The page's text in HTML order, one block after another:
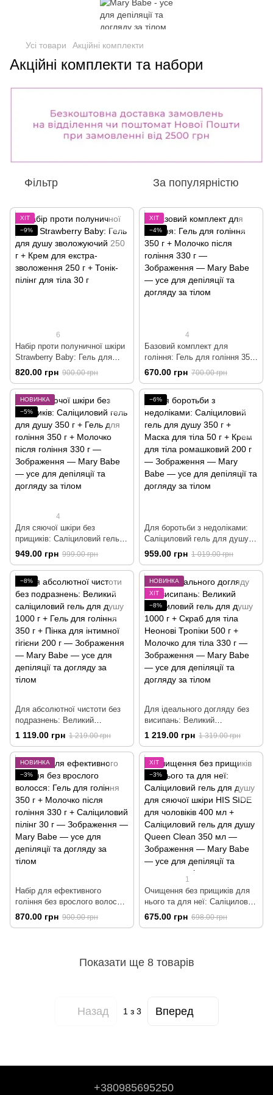
Усі товари Акційні комплекти
Акційні комплекти та набори
Фільтр За популярністю
ХІТ
−9%
6
Набір проти полуничної шкіри
Strawberry Baby: Гель для
душу зволожуючий 250 г +
Крем для екстра-зволоження
250 г + Тонік-пілінг для тіла 30
820.00 грн 900.00 грн
ХІТ
−4%
4
Базовий комплект для
гоління: Гель для гоління 350
г + Молочко після гоління 330
670.00 грн 700.00 грн
НОВИНКА
−5%
4
Для сяючої шкіри без
прищиків: Саліциловий гель
для душу 350 г + Гель для
гоління 350 г + Молочко після
гоління 330 г
949.00 грн 999.00 грн
−6%
Для боротьби з недоліками:
Саліциловий гель для душу
350 г + Маска для тіла 50 г +
Крем для тіла ромашковий
200 г
959.00 грн 1 019.00 грн
−8%
Для абсолютної чистоти без
подразнень: Великий
саліциловий гель для душу
1000 г + Гель для гоління 350
г + Пінка для інтимної гігієни
200 г
1 119.00 грн 1 219.00 грн
НОВИНКА
ХІТ
−8%
Для ідеального догляду без
висипань: Великий
саліциловий гель для душу
1000 г + Скраб для тіла
Неонові Тропіки 500 г +
Молочко для тіла 330 г
1 219.00 грн 1 319.00 грн
НОВИНКА
−3%
Набір для ефективного
гоління без врослого волосся:
Гель для гоління 350 г +
Молочко після гоління 330 г +
870.00 грн 900.00 грн
ХІТ
−3%
1
Очищення без прищиків для
нього та для неї: Саліциловий
гель для душу для сяючої
шкіри HIS SIDE для чоловіків
675.00 грн 698.00 грн
Показати ще 8 товарів
Назад 1з 3 Вперед
+380985695250